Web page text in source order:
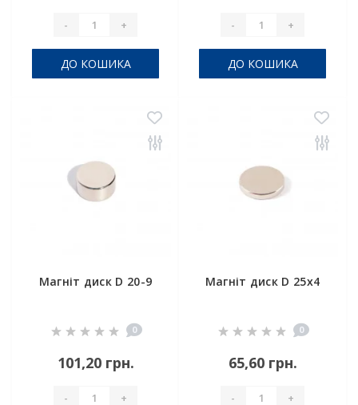
- +
ДО КОШИКА
- +
ДО КОШИКА
Магніт диск D 20-9
0
101,20 грн.
- +
Магніт диск D 25x4
0
65,60 грн.
- +